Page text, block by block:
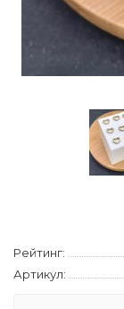
Рейтинг:
Артикул: